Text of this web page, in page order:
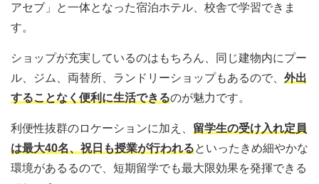
アセブ」と一体となった宿泊ホテル、校舎で学習できま
す。
ショップが充実しているのはもちろん、同じ建物内にプー
ル、ジム、両替所、ランドリーショップもあるので、 外出
することなく便利に生活できるのが魅力です。
利便性抜群のロケーションに加え、 留学生の受け入れ定員
は最大40名、祝日も授業が行われるといったきめ細やかな
環境があるるので、短期留学でも最大限効果を発揮できる